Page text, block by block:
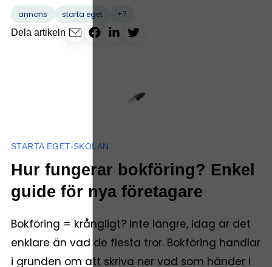
annons starta eget
+7
Dela artikeln
STARTA EGET-SKOLAN
Hur fungerar bokföring? Enkel
guide för nya företagare
Bokföring = krångligt? Inte längre, idag är det
enklare än vad de flesta tror. Bokföring handlar
i grunden om att skriva ner vad som händer i